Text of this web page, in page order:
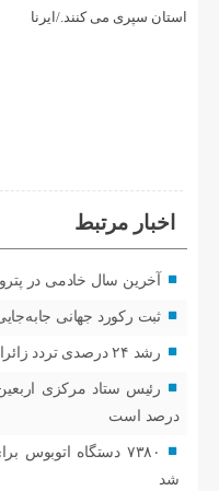
استان سپری می کنند./ایرنا
اخبار مرتبط
آخرین سال خادمی در
ثبت رکورد جهانی
رشد ۲۴ درصدی تردد زائران در اربعین از مرز مهران
درصد است
۷۳۸۰ دستگاه
شد